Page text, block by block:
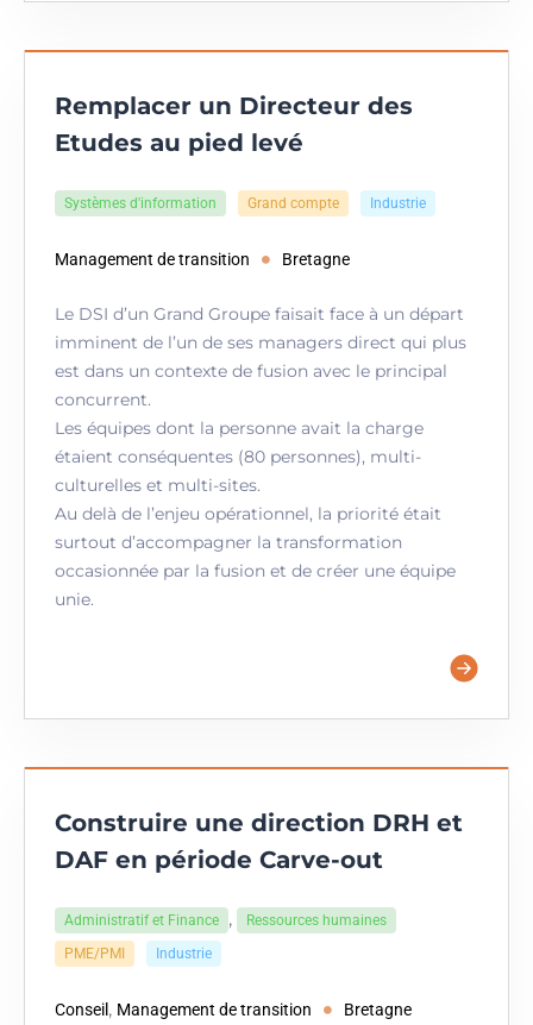
Remplacer un Directeur des
Etudes au pied levé
Systèmes d'information Grand compte Industrie
Management de transition Bretagne
Le DSI d’un Grand Groupe faisait face à un départ
imminent de l’un de ses managers direct qui plus
est dans un contexte de fusion avec le principal
concurrent.
Les équipes dont la personne avait la charge
étaient conséquentes (80 personnes), multi-
culturelles et multi-sites.
Au delà de l’enjeu opérationnel, la priorité était
surtout d’accompagner la transformation
occasionnée par la fusion et de créer une équipe
unie.
Construire une direction DRH et
DAF en période Carve-out
Administratif et Finance ,
Ressources humaines
PME/PMI
Industrie
Conseil , Management de transition Bretagne